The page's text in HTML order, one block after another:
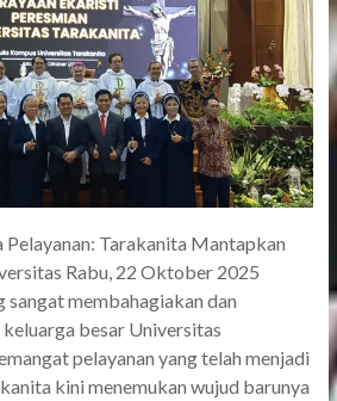
Tarakanita Mantapkan
Rabu, 22 Oktober 2025
sangat membahagiakan dan
besar Universitas
pelayanan yang telah menjadi
kini menemukan wujud barunya